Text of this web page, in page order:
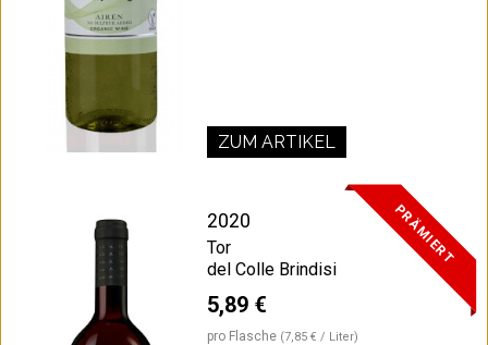
ZUM ARTIKEL
PRÄMIERT
2020
Tor
del Colle Brindisi
5,89 €
pro Flasche (7,85 € / Liter)